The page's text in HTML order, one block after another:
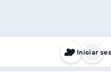
Iniciar